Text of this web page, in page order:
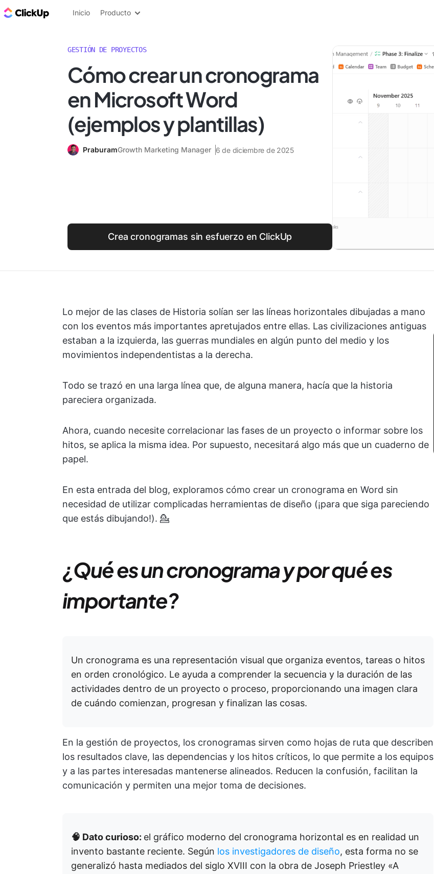
ClickUp Blog
Inicio Producto
GESTIÓN DE PROYECTOS
Cómo crear un cronograma
en Microsoft Word
(ejemplos y plantillas)
PraburamGrowth Marketing Manager 6 de diciembre de 2025
Crea cronogramas sin esfuerzo en ClickUp
Lo mejor de las clases de Historia solían ser las líneas horizontales dibujadas a mano
con los eventos más importantes apretujados entre ellas. Las civilizaciones antiguas
estaban a la izquierda, las guerras mundiales en algún punto del medio y los
movimientos independentistas a la derecha.
Todo se trazó en una larga línea que, de alguna manera, hacía que la historia
pareciera organizada.
Ahora, cuando necesite correlacionar las fases de un proyecto o informar sobre los
hitos, se aplica la misma idea. Por supuesto, necesitará algo más que un cuaderno de
papel.
En esta entrada del blog, exploramos cómo crear un cronograma en Word sin
necesidad de utilizar complicadas herramientas de diseño (¡para que siga pareciendo
que estás dibujando!). 💁
¿Qué es un cronograma y por qué es
importante?
Un cronograma es una representación visual que organiza eventos, tareas o hitos
en orden cronológico. Le ayuda a comprender la secuencia y la duración de las
actividades dentro de un proyecto o proceso, proporcionando una imagen clara
de cuándo comienzan, progresan y finalizan las cosas.
En la gestión de proyectos, los cronogramas sirven como hojas de ruta que describen
los resultados clave, las dependencias y los hitos críticos, lo que permite a los equipos
y a las partes interesadas mantenerse alineados. Reducen la confusión, facilitan la
comunicación y permiten una mejor toma de decisiones.
🧠 Dato curioso: el gráfico moderno del cronograma horizontal es en realidad un
invento bastante reciente. Según los investigadores de diseño, esta forma no se
generalizó hasta mediados del siglo XVIII con la obra de Joseph Priestley «A